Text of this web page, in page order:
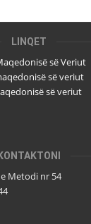
LINQET
së Veriut
së veriut
së veriut
KONTAKTONI
Metodi nr 54